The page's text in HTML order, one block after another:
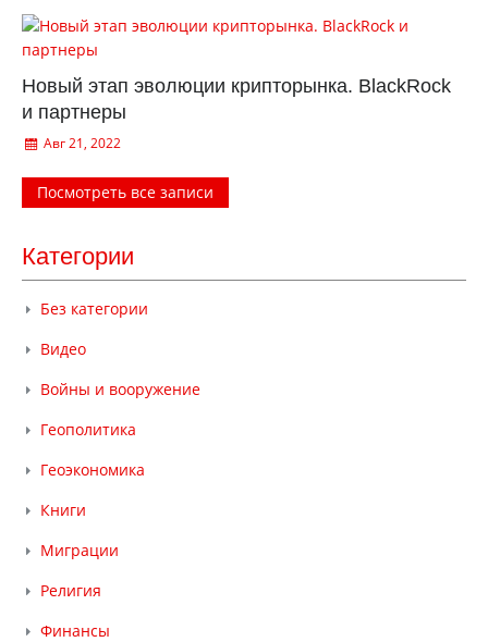
Новый этап эволюции крипторынка. BlackRock
и партнеры
Авг 21, 2022
Посмотреть все записи
Категории
Без категории
Видео
Войны и вооружение
Геополитика
Геоэкономика
Книги
Миграции
Религия
Финансы